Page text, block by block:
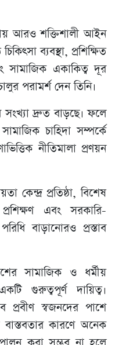
আরও শক্তিশালী আইন
ব্যবস্থা, প্রশিক্ষিত
সামাজিক একাকিত্ব দূর
পরামর্শ দেন তিনি।
সংখ্যা দ্রুত বাড়ছে। ফলে
চাহিদা সম্পর্কে
নীতিমালা প্রণয়ন
কেন্দ্র প্রতিষ্ঠা, বিশেষ
প্রশিক্ষণ এবং সরকারি-
বাড়ানোরও প্রস্তাব
সামাজিক ও ধর্মীয়
গুরুত্বপূর্ণ দায়িত্ব।
প্রবীণ স্বজনদের পাশে
কারণে অনেক